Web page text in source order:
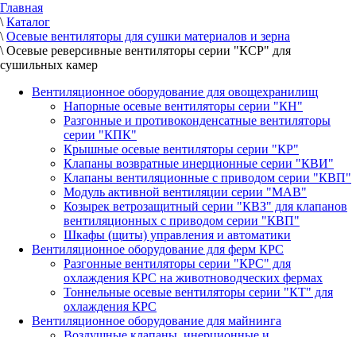
Главная
\ Каталог
\ Осевые вентиляторы для сушки материалов и зерна
\ Осевые реверсивные вентиляторы серии "КСР" для
сушильных камер
Вентиляционное оборудование для овощехранилищ
Напорные осевые вентиляторы серии "КН"
Разгонные и противоконденсатные вентиляторы
серии "КПК"
Крышные осевые вентиляторы серии "КР"
Клапаны возвратные инерционные серии "КВИ"
Клапаны вентиляционные с приводом серии "КВП"
Модуль активной вентиляции серии "МАВ"
Козырек ветрозащитный серии "КВЗ" для клапанов
вентиляционных с приводом серии "КВП"
Шкафы (щиты) управления и автоматики
Вентиляционное оборудование для ферм КРС
Разгонные вентиляторы серии "КРС" для
охлаждения КРС на животноводческих фермах
Тоннельные осевые вентиляторы серии "КТ" для
охлаждения КРС
Вентиляционное оборудование для майнинга